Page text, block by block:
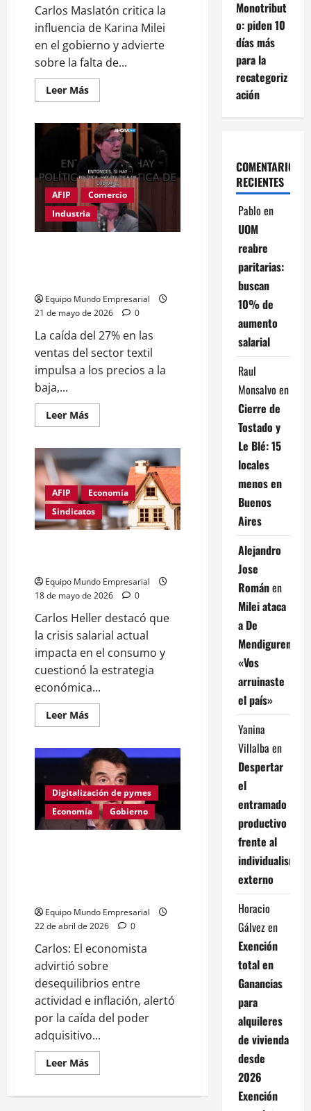
Carlos Maslatón critica la
influencia de Karina Milei
en el gobierno y advierte
sobre la falta de...
Leer MásLeer
más
Carlos
Maslatón:
«Karina
Milei
es
López
Rega,
es
la
dueña
del
gobierno
AFIP
Comercio
Industria
Equipo Mundo Empresarial
21 de mayo de 2026
0
La caída del 27% en las
ventas del sector textil
impulsa a los precios a la
baja,...
Leer MásLeer
más
«Los
PRECIOS
BAJAN
porque
NO
se
VENDE»
Luciano
Galfione
AFIP
Economía
Sindicatos
Equipo Mundo Empresarial
18 de mayo de 2026
0
Carlos Heller destacó que
la crisis salarial actual
impacta en el consumo y
cuestionó la estrategia
económica...
Leer MásLeer
más
Carlos
Heller
apuntó
a
la
situación
salarial
Digitalización de pymes
Economía
Gobierno
Equipo Mundo Empresarial
22 de abril de 2026
0
Carlos: El economista
advirtió sobre
desequilibrios entre
actividad e inflación, alertó
por la caída del poder
adquisitivo...
Leer MásLeer
más
Carlos
Monotribut
o: piden 10
días más
para la
recategoriz
ación
COMENTARIOS
RECIENTES
Pablo en
UOM
reabre
paritarias:
buscan
10% de
aumento
salarial
Raul
Monsalvo en
Cierre de
Tostado y
Le Blé: 15
locales
menos en
Buenos
Aires
Alejandro
Jose
Románen
Milei ataca
a De
Mendiguren:
«Vos
arruinaste
el país»
Yanina
Villalba en
Despertar
el
entramado
productivo
frente al
individualismo
externo
Horacio
Gálvezen
Exención
total en
Ganancias
para
alquileres
de vivienda
desde
2026
Exención